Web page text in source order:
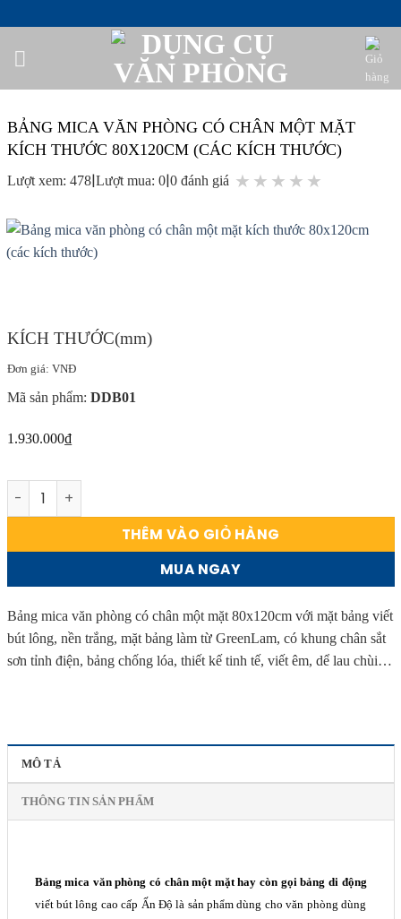
nội
BẢNG MICA VĂN PHÒNG CÓ CHÂN MỘT MẶT
KÍCH THƯỚC 80X120CM (CÁC KÍCH THƯỚC)
Lượt xem: 478|Lượt mua: 0|0 đánh giá ★ ★ ★ ★ ★
KÍCH THƯỚC(mm)
Đơn giá: VNĐ
Mã sản phẩm: DDB01
1.930.000₫
Bảng mica văn phòng có chân một mặt kích thước
THÊM VÀO GIỎ HÀNG
MUA NGAY
Bảng mica văn phòng có chân một mặt 80x120cm với mặt bảng viết
bút lông, nền trắng, mặt bảng làm từ GreenLam, có khung chân sắt
sơn tỉnh điện, bảng chống lóa, thiết kế tinh tế, viết êm, dể lau chùi…
MÔ TẢ
THÔNG TIN SẢN PHẨM
Bảng mica văn phòng có chân một mặt hay còn gọi bảng di động
viết bút lông cao cấp Ấn Độ là sản phẩm dùng cho văn phòng dùng